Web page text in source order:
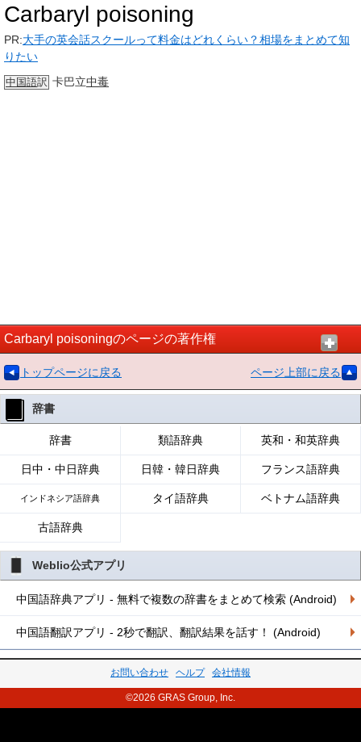
Carbaryl poisoning
PR:大手の英会話スクールって料金はどれくらい？相場をまとめて知
りたい
中国語訳 卡巴立中毒
Carbaryl poisoningのページの著作権
トップページに戻る ページ上部に戻る
辞書
辞書 類語辞典 英和・和英辞典
日中・中日辞典 日韓・韓日辞典 フランス語辞典
インドネシア語辞典 タイ語辞典 ベトナム語辞典
古語辞典
Weblio公式アプリ
中国語辞典アプリ - 無料で複数の辞書をまとめて検索 (Android)
中国語翻訳アプリ - 2秒で翻訳、翻訳結果を話す！ (Android)
お問い合わせ ヘルプ 会社情報
©2026 GRAS Group, Inc.